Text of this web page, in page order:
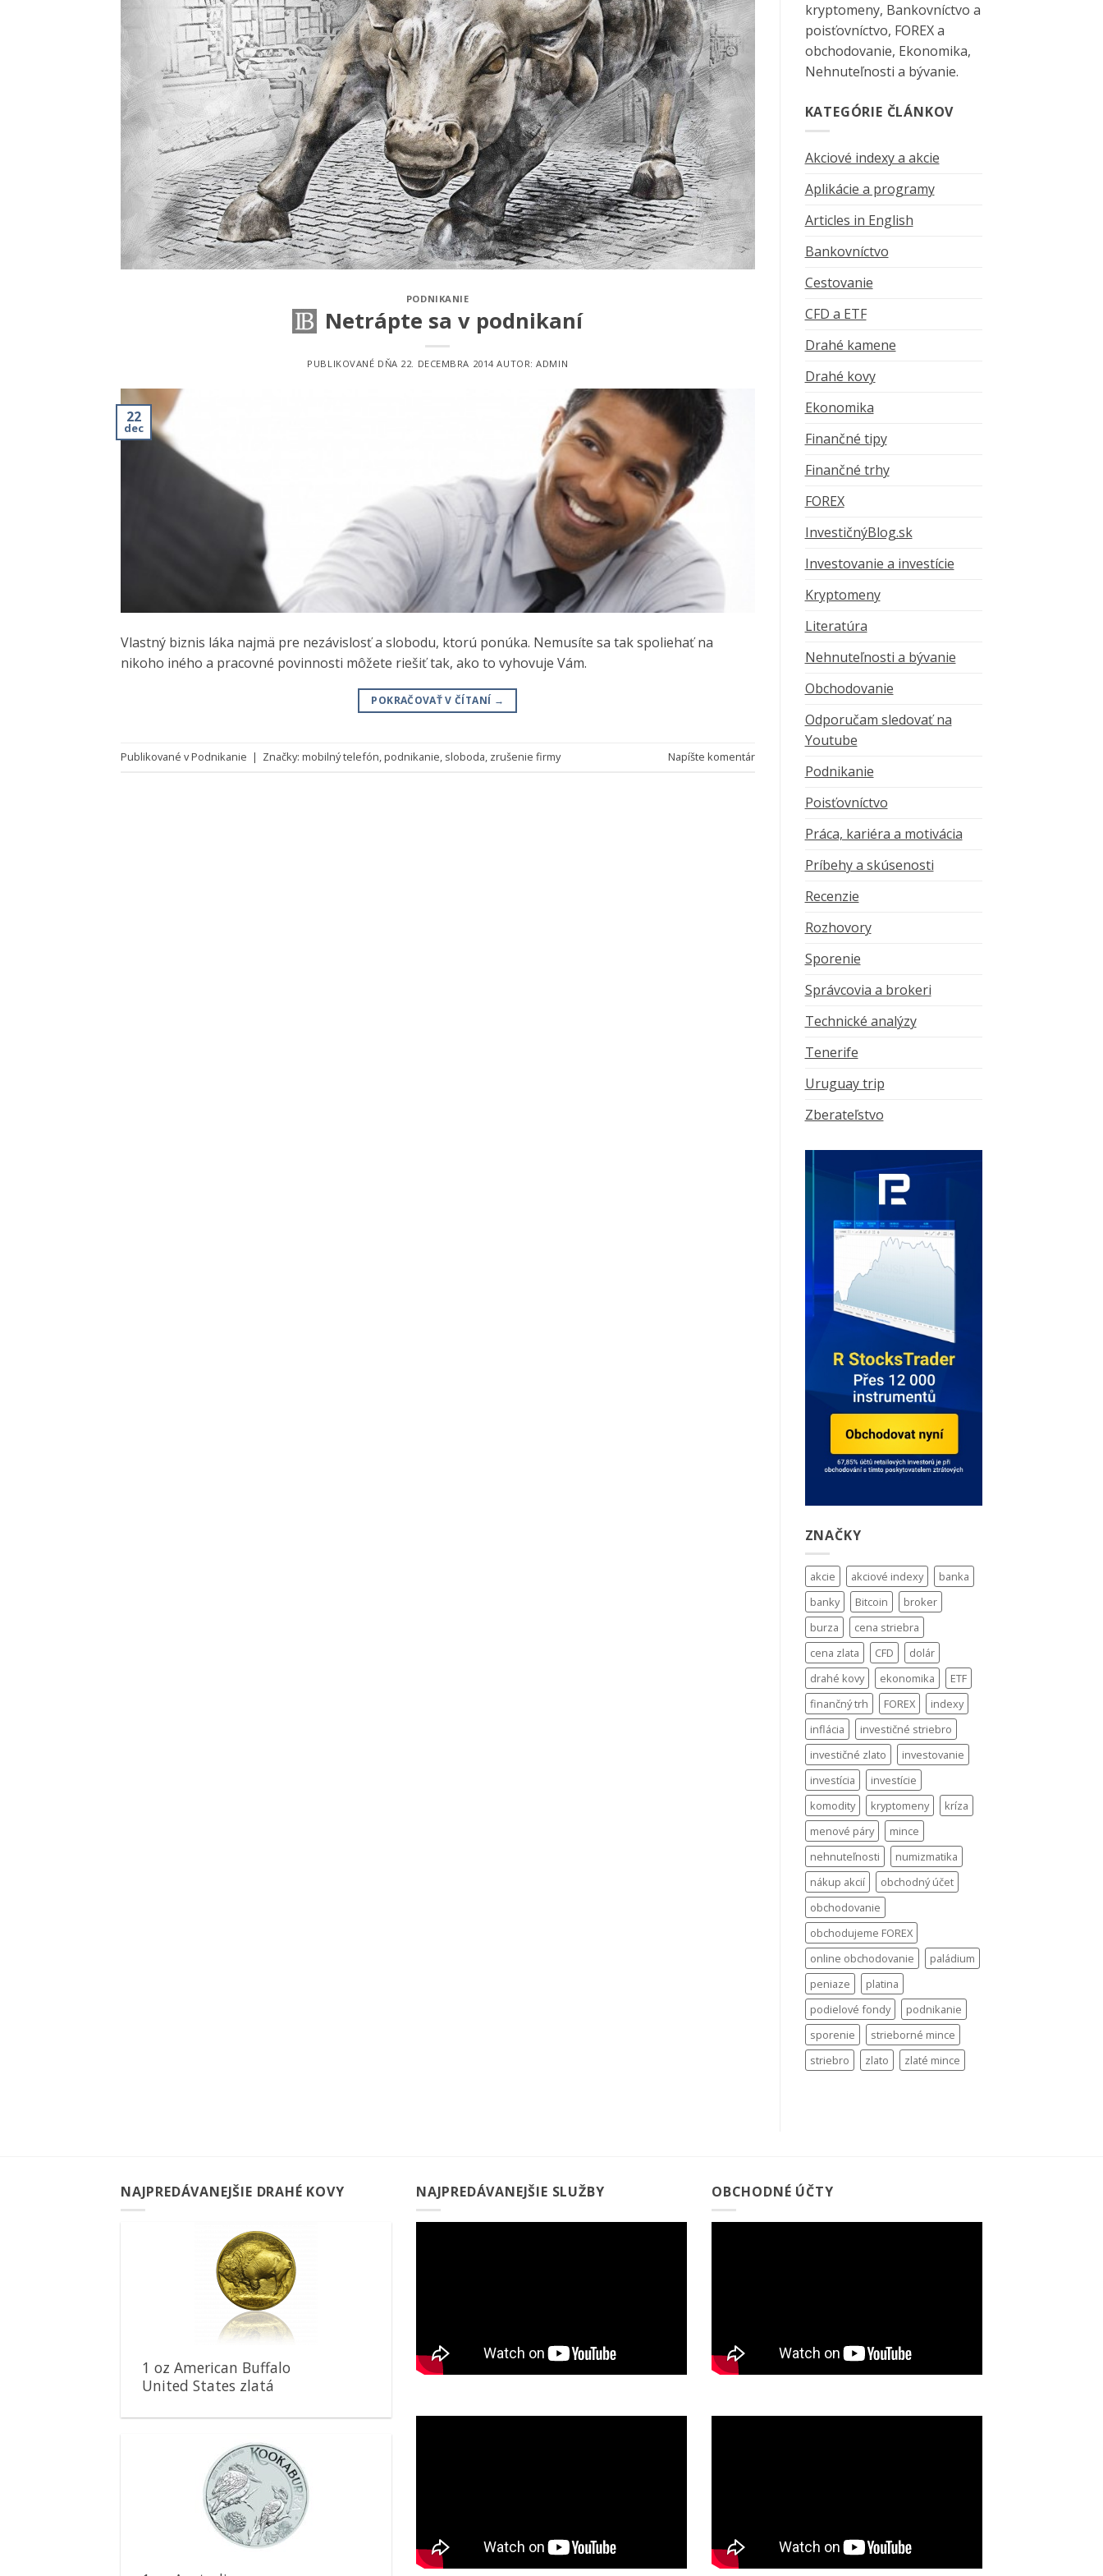
PODNIKANIE
Netrápte sa v podnikaní
PUBLIKOVANÉ DŇA 22. DECEMBRA 2014AUTOR:ADMIN
22
dec
Vlastný biznis láka najmä pre nezávislosť a slobodu, ktorú ponúka. Nemusíte sa tak spoliehať na
nikoho iného a pracovné povinnosti môžete riešiť tak, ako to vyhovuje Vám.
POKRAČOVAŤ V ČÍTANÍ →
Publikované vPodnikanie | Značky: mobilný telefón,podnikanie, sloboda, zrušenie firmy Napíšte komentár
kryptomeny, Bankovníctvo a
poisťovníctvo, FOREX a
obchodovanie, Ekonomika,
Nehnuteľnosti a bývanie.
KATEGÓRIE ČLÁNKOV
Akciové indexy a akcie
Aplikácie a programy
Articles in English
Bankovníctvo
Cestovanie
CFD a ETF
Drahé kamene
Drahé kovy
Ekonomika
Finančné tipy
Finančné trhy
FOREX
InvestičnýBlog.sk
Investovanie a investície
Kryptomeny
Literatúra
Nehnuteľnosti a bývanie
Obchodovanie
Odporučam sledovať na
Youtube
Podnikanie
Poisťovníctvo
Práca, kariéra a motivácia
Príbehy a skúsenosti
Recenzie
Rozhovory
Sporenie
Správcovia a brokeri
Technické analýzy
Tenerife
Uruguay trip
Zberateľstvo
ZNAČKY
akcie akciové indexy
banka
banky
Bitcoin
broker
burza
cena striebra
cena zlata
CFD
dolár
drahé kovy
ekonomika
ETF
finančný trh
FOREX
indexy
inflácia
investičné striebro
investičné zlato
investovanie
investícia
investície
komodity
kryptomeny
kríza
menové páry
mince
nehnuteľnosti
numizmatika
nákup akcií
obchodný účet
obchodovanie
obchodujeme FOREX
online obchodovanie
paládium
peniaze
platina
podielové fondy
podnikanie
sporenie
strieborné mince
striebro
zlato zlaté mince
NAJPREDÁVANEJŠIE DRAHÉ KOVY
Pridať k
obľúbeným
1 oz American Buffalo
United States zlatá
Pridať k
obľúbeným
NAJPREDÁVANEJŠIE SLUŽBY OBCHODNÉ ÚČTY